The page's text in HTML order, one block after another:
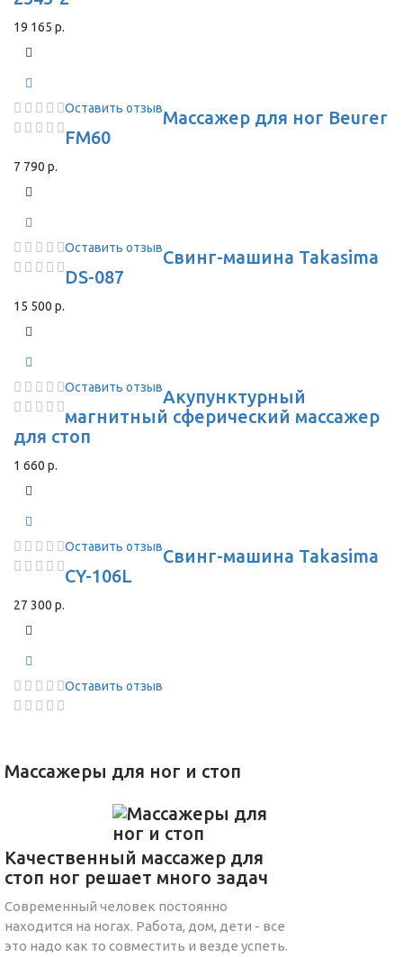
19 165 р.
Оставить отзывМассажер для ног Beurer
FM60
7 790 р.
Оставить отзывСвинг-машина Takasima
DS-087
15 500 р.
Оставить отзывАкупунктурный
магнитный сферический массажер
для стоп
1 660 р.
Оставить отзывСвинг-машина Takasima
CY-106L
27 300 р.
Оставить отзыв
Массажеры для ног и стоп
Качественный массажер для
стоп ног решает много задач
Современный человек постоянно
находится на ногах. Работа, дом, дети - все
это надо как то совместить и везде успеть.